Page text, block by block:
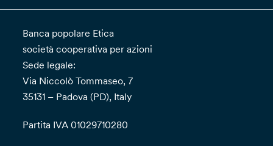
Banca popolare Etica
società cooperativa per azioni
Sede legale:
Via Niccolò Tommaseo, 7
35131 – Padova (PD), Italy
Partita IVA 01029710280